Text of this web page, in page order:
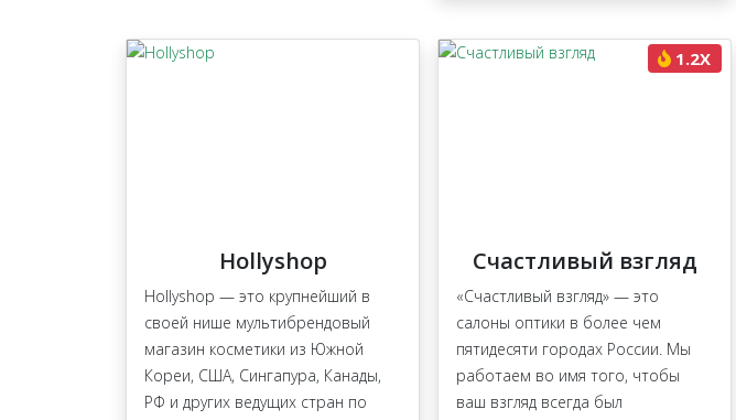
Hollyshop
Hollyshop — это крупнейший в
своей нише мультибрендовый
магазин косметики из Южной
Кореи, США, Сингапура, Канады,
РФ и других ведущих стран по
1.2X
Счастливый взгляд
«Счастливый взгляд» — это
салоны оптики в более чем
пятидесяти городах России. Мы
работаем во имя того, чтобы
ваш взгляд всегда был